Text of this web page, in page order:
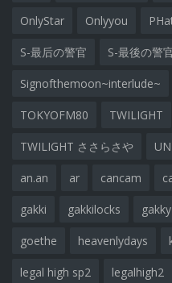
OnlyStar Onlyyou
S-最后の警官 S-最後の警
Signofthemoon~interlude~
TOKYOFM80 TWILIGHT
TWILIGHT ささらさや
an.an ar cancam
gakki gakkilocks gakky
goethe heavenlydays
legal high sp2 legalhigh2